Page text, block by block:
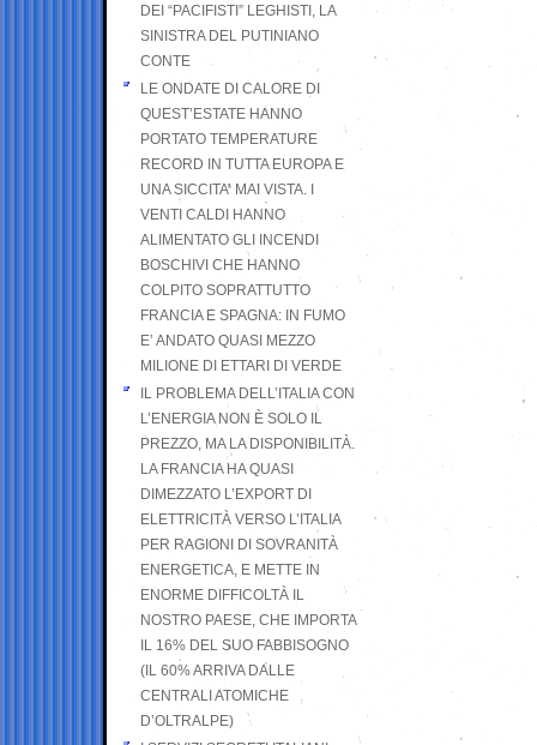
DEI “PACIFISTI” LEGHISTI, LA
SINISTRA DEL PUTINIANO
CONTE
LE ONDATE DI CALORE DI
QUEST’ESTATE HANNO
PORTATO TEMPERATURE
RECORD IN TUTTA EUROPA E
UNA SICCITA’ MAI VISTA. I
VENTI CALDI HANNO
ALIMENTATO GLI INCENDI
BOSCHIVI CHE HANNO
COLPITO SOPRATTUTTO
FRANCIA E SPAGNA: IN FUMO
E’ ANDATO QUASI MEZZO
MILIONE DI ETTARI DI VERDE
IL PROBLEMA DELL’ITALIA CON
L’ENERGIA NON È SOLO IL
PREZZO, MA LA DISPONIBILITÀ.
LA FRANCIA HA QUASI
DIMEZZATO L’EXPORT DI
ELETTRICITÀ VERSO L’ITALIA
PER RAGIONI DI SOVRANITÀ
ENERGETICA, E METTE IN
ENORME DIFFICOLTÀ IL
NOSTRO PAESE, CHE IMPORTA
IL 16% DEL SUO FABBISOGNO
(IL 60% ARRIVA DALLE
CENTRALI ATOMICHE
D’OLTRALPE)